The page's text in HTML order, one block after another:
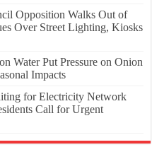
Opposition Walks Out of
Over Street Lighting, Kiosks
Water Put Pressure on Onion
Impacts
for Electricity Network
Call for Urgent